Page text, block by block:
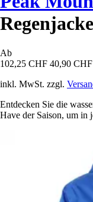
Ab
102,25 CHF 40,90 CHF
inkl. MwSt. zzgl.
Entdecken Sie die
Have der Saison, um in